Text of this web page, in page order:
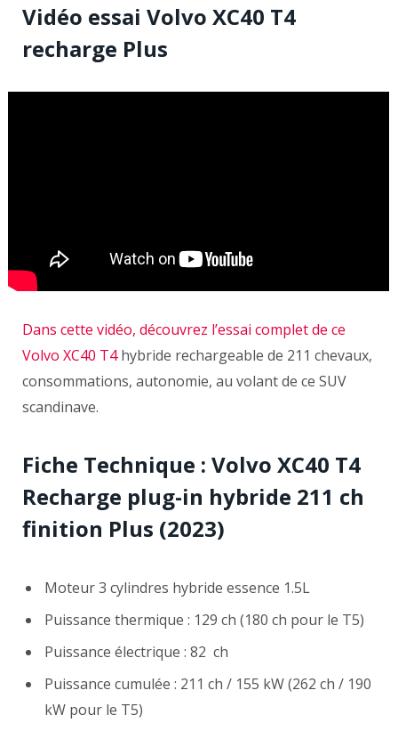
Vidéo essai Volvo XC40 T4
recharge Plus
Dans cette vidéo, découvrez l’essai complet de ce
Volvo XC40 T4hybride rechargeable de 211 chevaux,
consommations, autonomie, au volant de ce SUV
scandinave.
Fiche Technique : Volvo XC40 T4
Recharge plug-in hybride 211 ch
finition Plus (2023)
Moteur 3 cylindres hybride essence 1.5L
Puissance thermique : 129 ch (180 ch pour le T5)
Puissance électrique : 82 ch
Puissance cumulée : 211 ch / 155 kW (262 ch / 190
kW pour le T5)